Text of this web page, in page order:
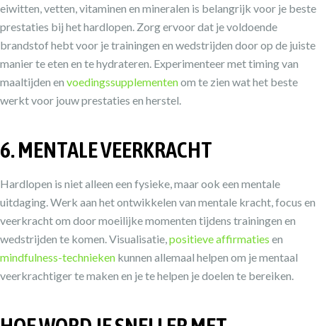
eiwitten, vetten, vitaminen en mineralen is belangrijk voor je beste
prestaties bij het hardlopen. Zorg ervoor dat je voldoende
brandstof hebt voor je trainingen en wedstrijden door op de juiste
manier te eten en te hydrateren. Experimenteer met timing van
maaltijden en voedingssupplementenom te zien wat het beste
werkt voor jouw prestaties en herstel.
6. MENTALE VEERKRACHT
Hardlopen is niet alleen een fysieke, maar ook een mentale
uitdaging. Werk aan het ontwikkelen van mentale kracht, focus en
veerkracht om door moeilijke momenten tijdens trainingen en
wedstrijden te komen. Visualisatie,positieve affirmaties en
mindfulness-technieken kunnen allemaal helpen om je mentaal
veerkrachtiger te maken en je te helpen je doelen te bereiken.